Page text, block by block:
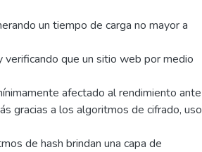
un tiempo de carga no mayor a
verificando que un sitio web por medio
afectado al rendimiento ante
gracias a los algoritmos de cifrado, uso
de hash brindan una capa de